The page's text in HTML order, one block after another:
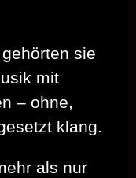
sie
mit
– ohne,
klang.
als nur